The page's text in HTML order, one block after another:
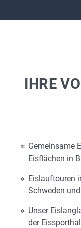
IHRE
Gemeinsame
Eisflächen in
Eislauftouren
Schweden
Unser
der